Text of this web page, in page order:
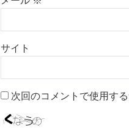
サイト
次回のコメントで使用す